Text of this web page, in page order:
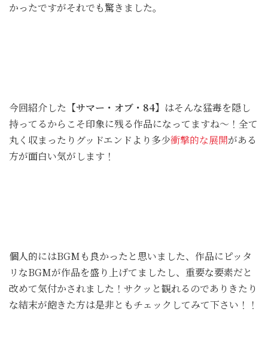
かったですがそれでも驚きました。
今回紹介した 【サマー・オブ・84】 はそんな猛毒を隠し
持ってるからこそ印象に残る作品になってますね〜！全て
丸く収まったりグッドエンドより多少衝撃的な展開がある
方が面白い気がします！
個人的にはBGMも良かったと思いました、作品にピッタ
リなBGMが作品を盛り上げてましたし、重要な要素だと
改めて気付かされました！サクッと観れるのでありきたり
な結末が飽きた方は是非ともチェックしてみて下さい！！